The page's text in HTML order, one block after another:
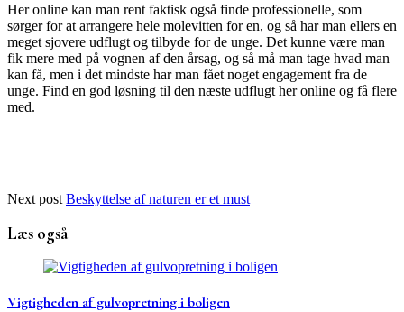
Her online kan man rent faktisk også finde professionelle, som
sørger for at arrangere hele molevitten for en, og så har man ellers en
meget sjovere udflugt og tilbyde for de unge. Det kunne være man
fik mere med på vognen af den årsag, og så må man tage hvad man
kan få, men i det mindste har man fået noget engagement fra de
unge. Find en god løsning til den næste udflugt her online og få flere
med.
Next post Beskyttelse af naturen er et must
Læs også
Vigtigheden af gulvopretning i boligen